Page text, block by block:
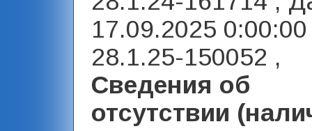
17.09.2025
28.1.25-150052 ,
Сведения об
отсутствии